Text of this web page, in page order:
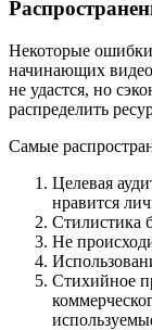
Некоторые
начинающих
не удастся, но
распределить
Самые
Целевая
нравится
Стилистика
Не
Стихийное